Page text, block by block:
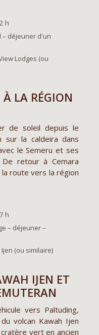
h
déjeuner d'un
Lodges (ou
LA RÉGION
de soleil depuis le
sur la caldeira dans
le Semeru et ses
retour à Cemara
route vers la région
h
– déjeuner –
(ou similaire)
IJEN ET
vers Paltuding,
volcan Kawah Ijen
vert en ancien